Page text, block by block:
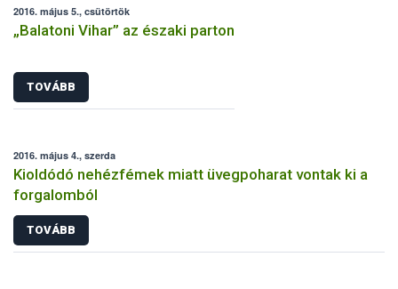
2016. május 5., csütörtök
„Balatoni Vihar” az északi parton
TOVÁBB
2016. május 4., szerda
Kioldódó nehézfémek miatt üvegpoharat vontak ki a
forgalomból
TOVÁBB